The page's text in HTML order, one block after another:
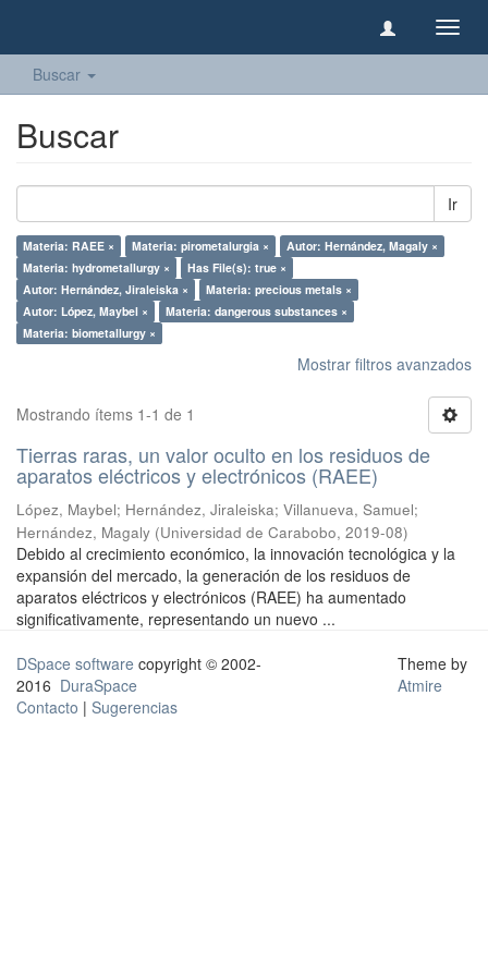
Buscar
Buscar
Ir
Materia: RAEE × Materia: pirometalurgia ×
Autor: Hernández, Magaly ×
Materia: hydrometallurgy ×
Has File(s): true ×
Autor: Hernández, Jiraleiska ×
Materia: precious metals ×
Autor: López, Maybel ×
Materia: dangerous substances ×
Materia: biometallurgy ×
Mostrar filtros avanzados
Mostrando ítems 1-1 de 1
Tierras raras, un valor oculto en los residuos de
aparatos eléctricos y electrónicos (RAEE)
López, Maybel; Hernández, Jiraleiska; Villanueva, Samuel;
Hernández, Magaly (Universidad de Carabobo, 2019-08)
Debido al crecimiento económico, la innovación tecnológica y la
expansión del mercado, la generación de los residuos de
aparatos eléctricos y electrónicos (RAEE) ha aumentado
significativamente, representando un nuevo ...
DSpace software copyright © 2002-
2016 DuraSpace
Contacto | Sugerencias
Theme by
Atmire